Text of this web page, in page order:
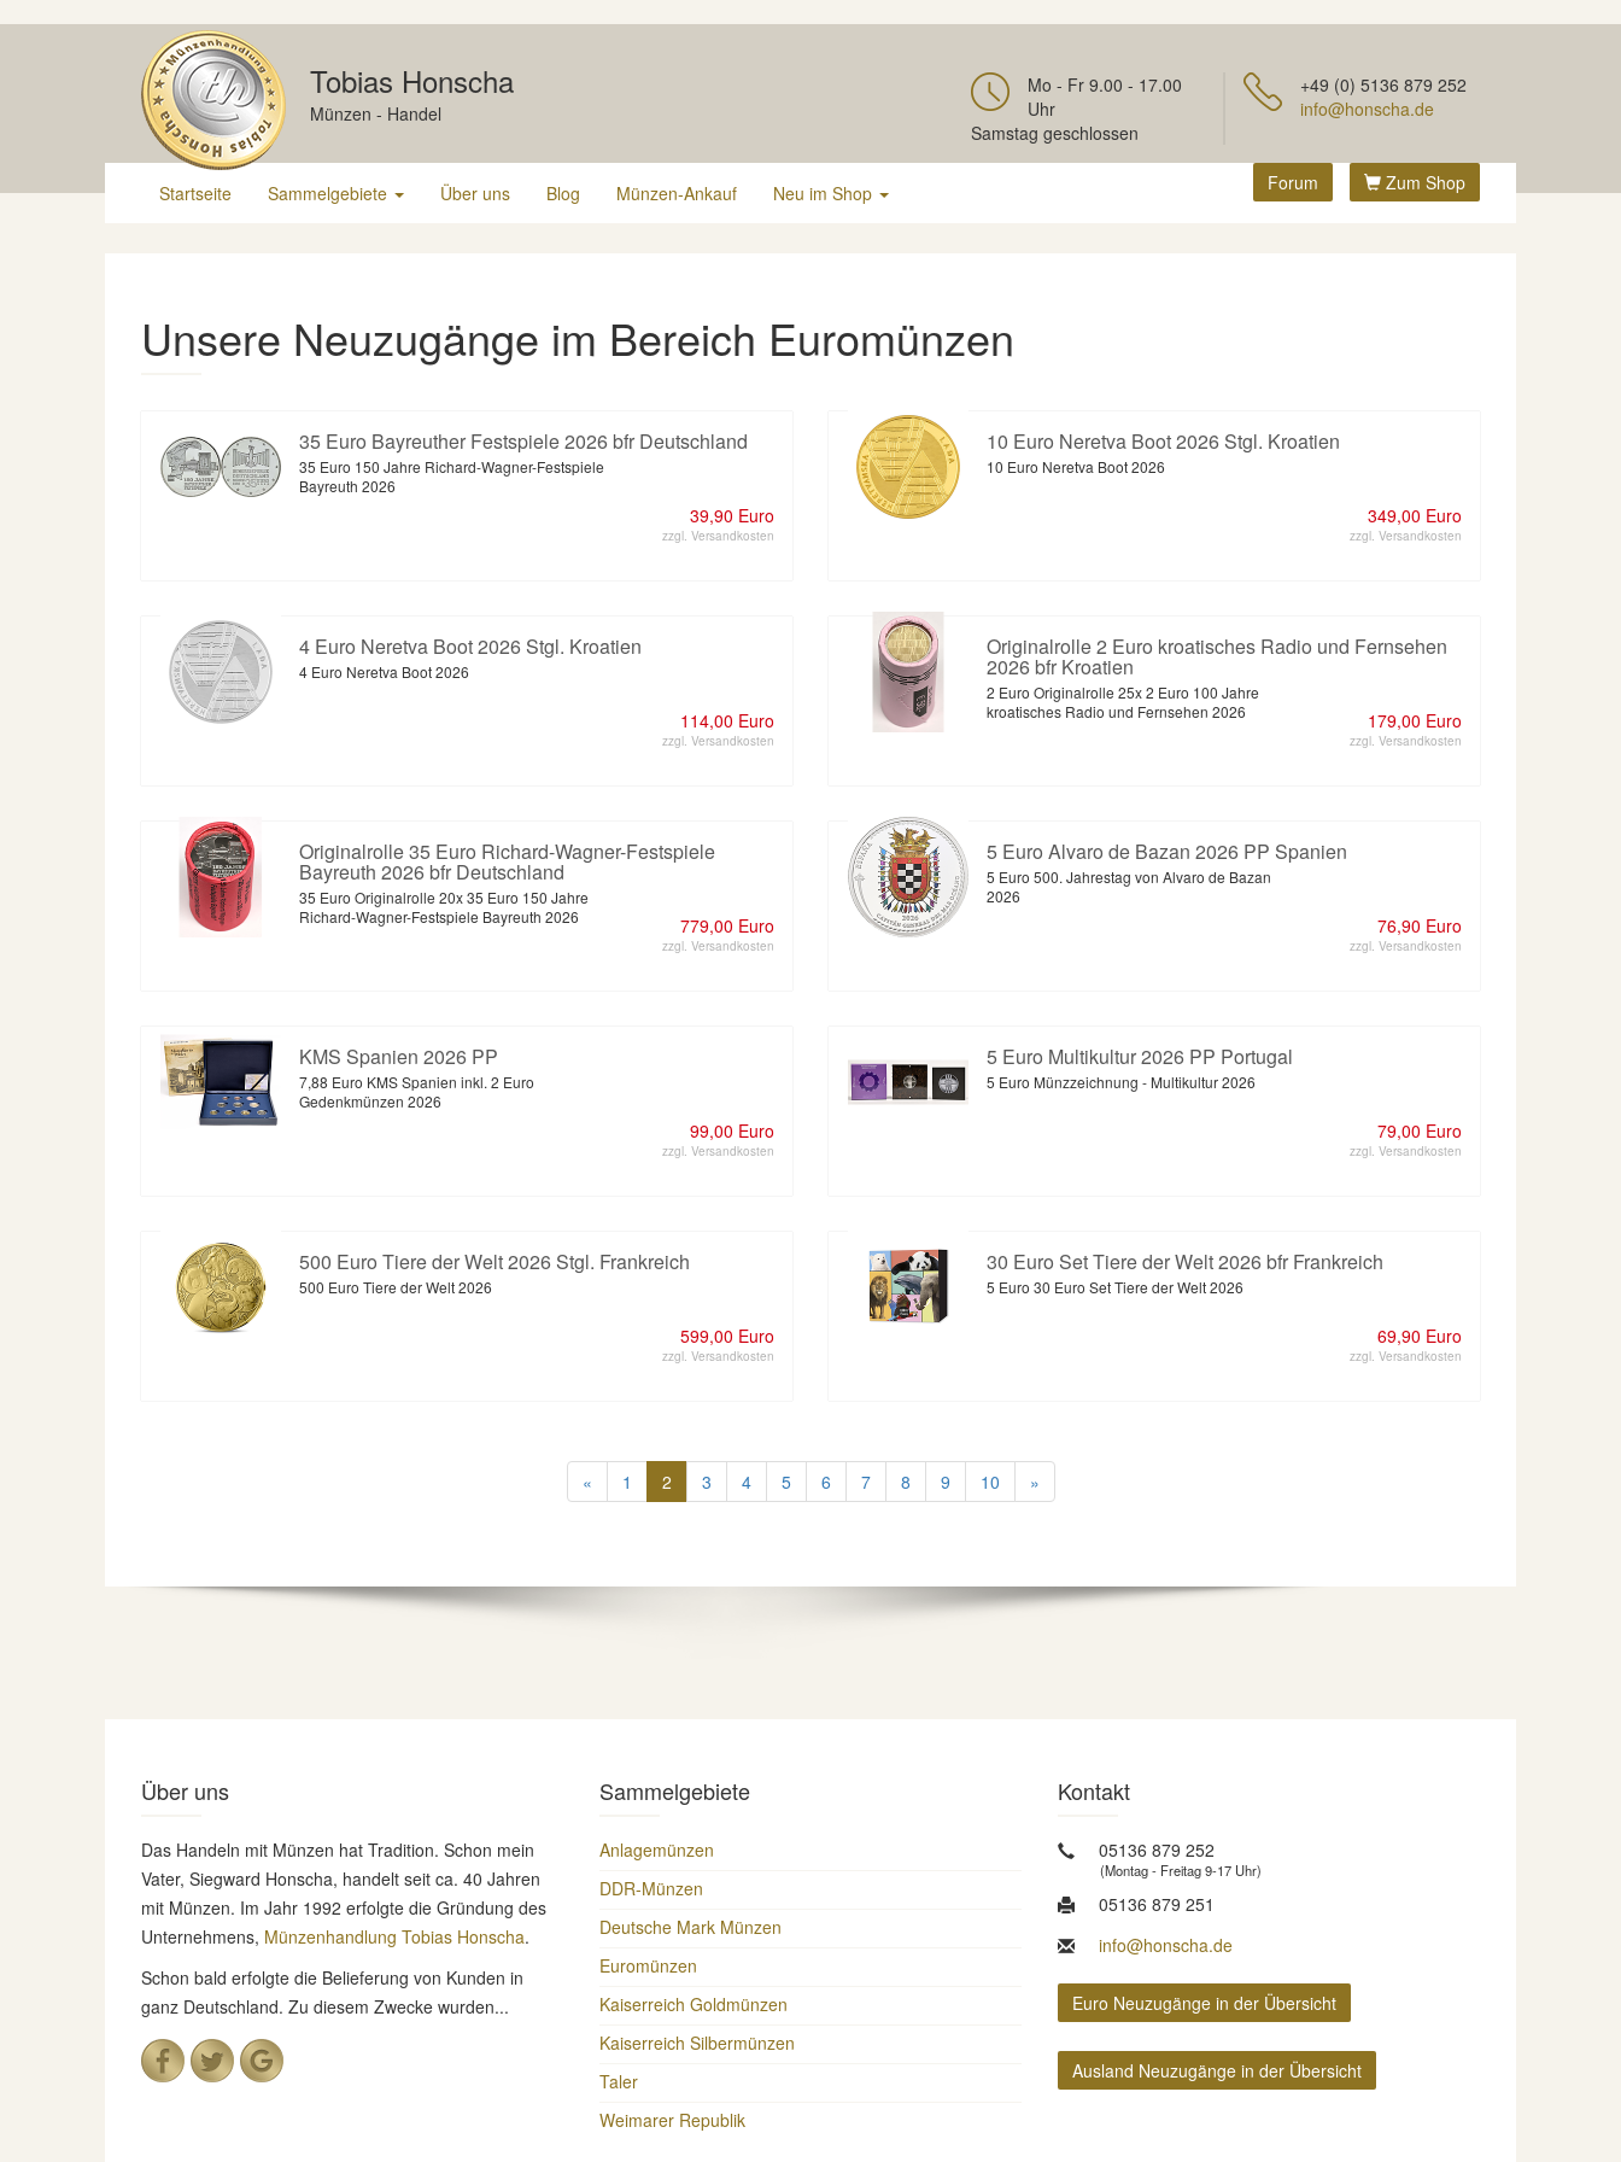
Tobias Honscha
Münzen - Handel
+49 (0) 5136 879 252
info@honscha.de
Mo - Fr 9.00 - 17.00
Uhr
Samstag geschlossen
Startseite Sammelgebiete Über uns Blog Münzen-Ankauf Neu im Shop Forum Zum Shop
Unsere Neuzugänge im Bereich Euromünzen
35 Euro Bayreuther Festspiele 2026 bfr Deutschland
35 Euro 150 Jahre Richard-Wagner-Festspiele
Bayreuth 2026
39,90 Euro
zzgl. Versandkosten
10 Euro Neretva Boot 2026 Stgl. Kroatien
10 Euro Neretva Boot 2026
349,00 Euro
zzgl. Versandkosten
4 Euro Neretva Boot 2026 Stgl. Kroatien
4 Euro Neretva Boot 2026
114,00 Euro
zzgl. Versandkosten
Originalrolle 2 Euro kroatisches Radio und Fernsehen
2026 bfr Kroatien
2 Euro Originalrolle 25x 2 Euro 100 Jahre
kroatisches Radio und Fernsehen 2026
179,00 Euro
zzgl. Versandkosten
Originalrolle 35 Euro Richard-Wagner-Festspiele
Bayreuth 2026 bfr Deutschland
35 Euro Originalrolle 20x 35 Euro 150 Jahre
Richard-Wagner-Festspiele Bayreuth 2026
779,00 Euro
zzgl. Versandkosten
5 Euro Alvaro de Bazan 2026 PP Spanien
5 Euro 500. Jahrestag von Alvaro de Bazan
2026
76,90 Euro
zzgl. Versandkosten
KMS Spanien 2026 PP
7,88 Euro KMS Spanien inkl. 2 Euro
Gedenkmünzen 2026
99,00 Euro
zzgl. Versandkosten
5 Euro Multikultur 2026 PP Portugal
5 Euro Münzzeichnung - Multikultur 2026
79,00 Euro
zzgl. Versandkosten
500 Euro Tiere der Welt 2026 Stgl. Frankreich
500 Euro Tiere der Welt 2026
599,00 Euro
zzgl. Versandkosten
30 Euro Set Tiere der Welt 2026 bfr Frankreich
5 Euro 30 Euro Set Tiere der Welt 2026
69,90 Euro
zzgl. Versandkosten
« 1 2 3 4 5 6 7 8 9 10 »
Über uns
Das Handeln mit Münzen hat Tradition. Schon mein
Vater, Siegward Honscha, handelt seit ca. 40 Jahren
mit Münzen. Im Jahr 1992 erfolgte die Gründung des
Unternehmens, Münzenhandlung Tobias Honscha.
Schon bald erfolgte die Belieferung von Kunden in
ganz Deutschland. Zu diesem Zwecke wurden...
Sammelgebiete
Anlagemünzen
DDR-Münzen
Deutsche Mark Münzen
Euromünzen
Kaiserreich Goldmünzen
Kaiserreich Silbermünzen
Taler
Weimarer Republik
Kontakt
05136 879 252
(Montag - Freitag 9-17 Uhr)
05136 879 251
info@honscha.de
Euro Neuzugänge in der Übersicht
Ausland Neuzugänge in der Übersicht